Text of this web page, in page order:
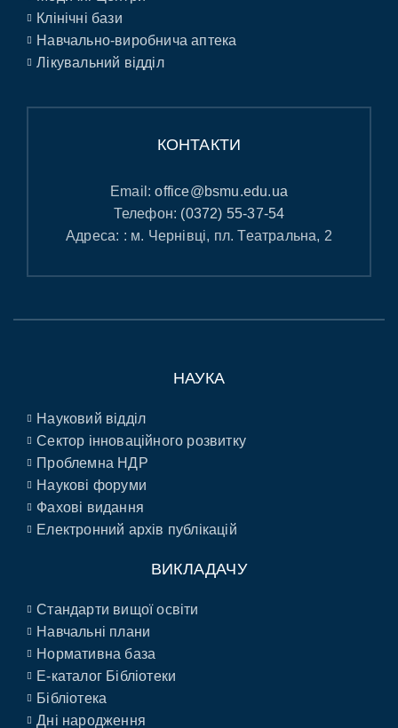
Клінічні бази
Навчально-виробнича аптека
Лікувальний відділ
КОНТАКТИ
Email:office@bsmu.edu.ua
Телефон: (0372) 55-37-54
Адреса: : м. Чернівці, пл. Театральна, 2
НАУКА
Науковий відділ
Сектор інноваційного розвитку
Проблемна НДР
Наукові форуми
Фахові видання
Електронний архів публікацій
ВИКЛАДАЧУ
Стандарти вищої освіти
Навчальні плани
Нормативна база
E-каталог Бібліотеки
Бібліотека
Дні народження